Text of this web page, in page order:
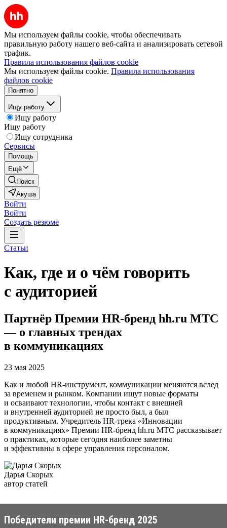
Мы используем файлы cookie, чтобы обеспечивать
правильную работу нашего веб-сайта и анализировать сетевой
трафик.
Правила использования файлов cookie
Мы используем файлы cookie. Правила использования
файлов cookie
Понятно
Ищу работу
Ищу работу
Ищу работу
Ищу сотрудника
Сервисы
Помощь
Ещё
Поиск
Акуша
Войти
Войти
Создать резюме
Статьи
Как, где и о чём говорить
с аудиторией
Партнёр Премии HR-бренд hh.ru МТС
— о главных трендах
в коммуникациях
23 мая 2025
Как и любой HR-инструмент, коммуникации меняются вслед
за временем и рынком. Компании ищут новые форматы
и осваивают технологии, чтобы контакт с внешней
и внутренней аудиторией не просто был, а был
продуктивным. Учредитель HR-трека «Инновации
в коммуникациях» Премии HR-бренд hh.ru МТС рассказывает
о практиках, которые сегодня наиболее заметны
и эффективны в сфере управления персоналом.
Дарья Скорых
автор статей
Победители премии HR-бренд 2025